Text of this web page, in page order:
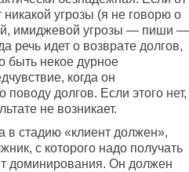
никакой угрозы (я не говорю о
имиджевой угрозы — пиши —
речь идет о возврате долгов,
быть некое дурное
когда он
поводу долгов. Если этого нет,
не возникает.
в стадию «клиент должен»,
с которого надо получать
доминирования. Он должен